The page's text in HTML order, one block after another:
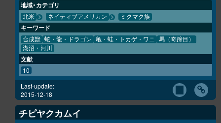
地域・カテゴリ
北米 ネイティブアメリカン ミクマク族
キーワード
合成獣 蛇・龍・ドラゴン 亀・蛙・トカゲ・ワニ
馬（奇蹄目）
湖沼・河川
文献
10
Last-update:
2015-12-18
チピヤクカムイ